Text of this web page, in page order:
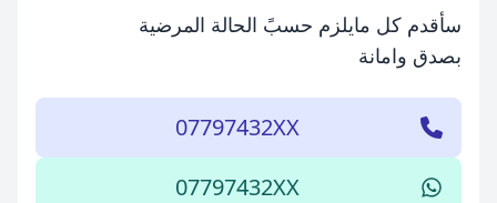
سأقدم كل مايلزم حسبً الحالة المرضية
بصدق وامانة
07797432XX
07797432XX